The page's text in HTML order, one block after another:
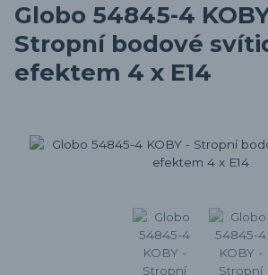
Globo 54845-4
Stropní bodové
efektem 4 x E14